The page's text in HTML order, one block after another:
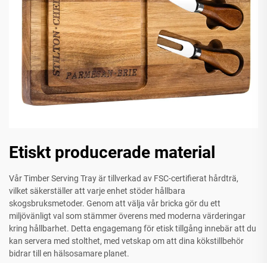
Etiskt producerade material
Vår Timber Serving Tray är tillverkad av FSC-certifierat hårdträ,
vilket säkerställer att varje enhet stöder hållbara
skogsbruksmetoder. Genom att välja vår bricka gör du ett
miljövänligt val som stämmer överens med moderna värderingar
kring hållbarhet. Detta engagemang för etisk tillgång innebär att du
kan servera med stolthet, med vetskap om att dina kökstillbehör
bidrar till en hälsosamare planet.